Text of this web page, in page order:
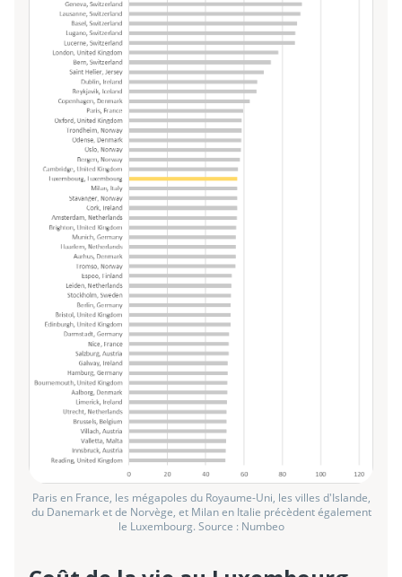
Paris en France, les mégapoles du Royaume-Uni, les villes d'Islande,
du Danemark et de Norvège, et Milan en Italie précèdent également
le Luxembourg. Source : Numbeo